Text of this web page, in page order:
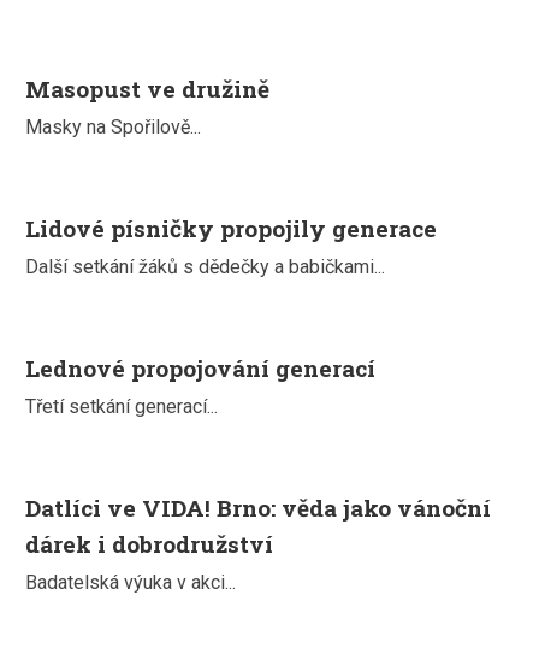
Masopust ve družině
Masky na Spořilově...
Lidové písničky propojily generace
Další setkání žáků s dědečky a babičkami...
Lednové propojování generací
Třetí setkání generací...
Datlíci ve VIDA! Brno: věda jako vánoční
dárek i dobrodružství
Badatelská výuka v akci...